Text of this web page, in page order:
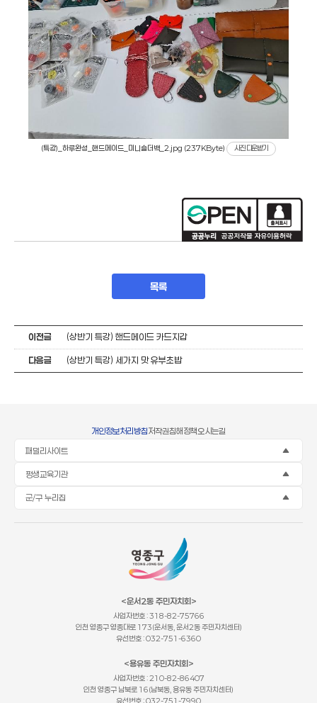
(특강)_하루완성_핸드메이드_미니숄더백_2.jpg (237KByte) 사진 다운받기
목록
이전글 (상반기 특강) 핸드메이드 카드지갑
다음글 (상반기 특강) 세가지 맛 유부초밥
개인정보처리방침저작권침해정책오시는길
패밀리사이트
평생교육기관
군/구 누리집
<운서2동 주민자치회>
사업자번호 : 318-82-75766
인천 영종구 영종대로 173(운서동, 운서2동 주민자치센터)
유선번호 : 032-751-6360
<용유동 주민자치회>
사업자번호 : 210-82-86407
인천 영종구 남북로 16(남북동, 용유동 주민자치센터)
유선번호 : 032-751-7990